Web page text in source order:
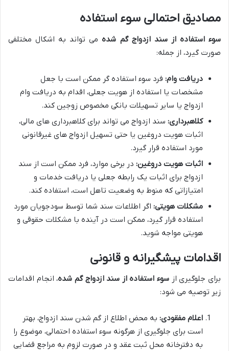
مصادیق احتمالی سوء استفاده
سوء استفاده از سند ازدواج گم شدهمی تواند به اشکال مختلفی
صورت گیرد، از جمله:
دریافت وام: فرد سوء استفاده گر ممکن است با جعل
مشخصات یا استفاده از هویت جعلی، اقدام به دریافت وام
ازدواج یا سایر تسهیلات بانکی مخصوص زوجین کند.
کلاهبرداری: سند ازدواج می تواند برای کلاهبرداری های مالی،
اثبات هویت دروغین یا حتی تسهیل ازدواج های غیرقانونی
مورد استفاده قرار گیرد.
اثبات هویت دروغین: در برخی موارد، فرد ممکن است از سند
ازدواج برای اثبات یک رابطه جعلی یا دریافت خدمات و
امتیازاتی که منوط به وضعیت تاهل است، استفاده کند.
مشکلات هویتی: اگر اطلاعات سند شما توسط سودجویان مورد
استفاده قرار گیرد، ممکن است در آینده با مشکلات حقوقی و
هویتی مواجه شوید.
اقدامات پیشگیرانه و قانونی
برای جلوگیری از سوء استفاده از سند ازدواج گم شده، انجام اقدامات
زیر توصیه می شود:
اعلام مفقودی: به محض اطلاع از گم شدن سند ازدواج، بهتر
است برای جلوگیری از هرگونه سوء استفاده احتمالی، موضوع را
به دفترخانه محل ثبت عقد و در صورت لزوم به مراجع قضایی